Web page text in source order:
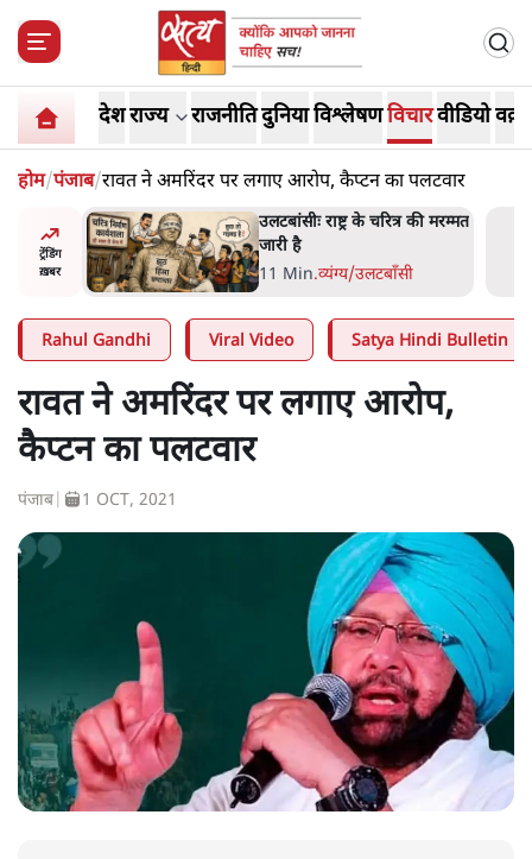
देशराज्य राजनीतिदुनियाविश्लेषणविचारवीडियो
होम/पंजाब/रावत ने अमरिंदर पर लगाए आरोप, कैप्टन का पलटवार
ट्रेंडिंग
ख़बर
की मरम्मत
भागवत बोले- 'जेन ज़ी पर आँख
मूंदकर भरोसा, आंदोलन देश-
विरोधी नहीं'; अतुल लिमये बोले थे-
6 Min.देश
Rahul Gandhi Viral Video Satya Hindi Bulletin
रावत ने अमरिंदर पर लगाए आरोप,
कैप्टन का पलटवार
पंजाब 1 OCT, 2021